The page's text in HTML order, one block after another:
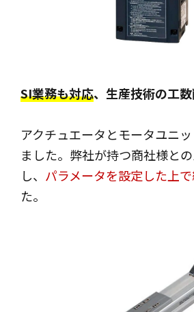
SI業務も対応、生産技術の工
アクチュエータとモータユニ
ました。弊社が持つ商社様と
し、 パラメータを設定した上
た。